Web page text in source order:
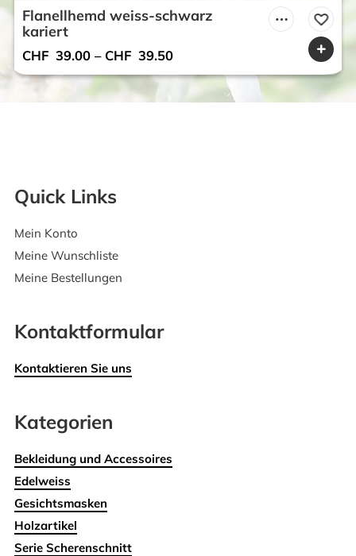
Flanellhemd weiss-schwarz
kariert
CHF 39.00 – CHF 39.50
Quick Links
Mein Konto
Meine Wunschliste
Meine Bestellungen
Kontaktformular
Kontaktieren Sie uns
Kategorien
Bekleidung und Accessoires
Edelweiss
Gesichtsmasken
Holzartikel
Serie Scherenschnitt